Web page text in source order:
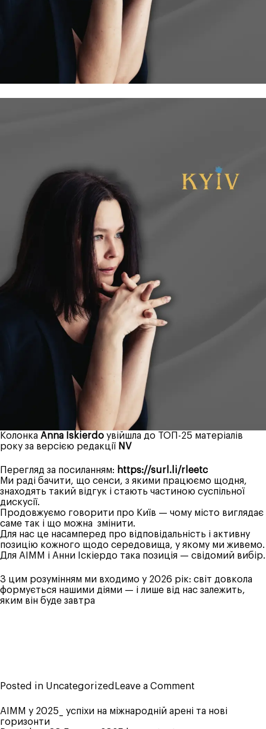
Колонка Anna Iskierdo увійшла до ТОП-25 матеріалів
року за версією редакції NV
Перегляд за посиланням: https://surl.li/rleetc
Ми раді бачити, що сенси, з якими працюємо щодня,
знаходять такий відгук і стають частиною суспільної
дискусії.
Продовжуємо говорити про Київ — чому місто виглядає
саме так і що можна змінити.
Для нас це насамперед про відповідальність і активну
позицію кожного щодо середовища, у якому ми живемо.
Для AIMM і Анни Іскіердо така позиція — свідомий вибір.
З цим розумінням ми входимо у 2026 рік: світ довкола
формується нашими діями — і лише від нас залежить,
яким він буде завтра
Posted in Uncategorized Leave a Comment
від
AIMM у 2025_ успіхи на міжнародній арені та нові
горизонти